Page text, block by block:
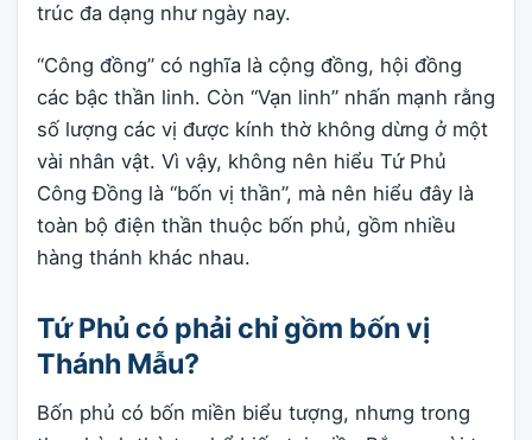
trúc đa dạng như ngày nay.
“Công đồng” có nghĩa là cộng đồng, hội đồng
các bậc thần linh. Còn “Vạn linh” nhấn mạnh rằng
số lượng các vị được kính thờ không dừng ở một
vài nhân vật. Vì vậy, không nên hiểu Tứ Phủ
Công Đồng là “bốn vị thần”, mà nên hiểu đây là
toàn bộ điện thần thuộc bốn phủ, gồm nhiều
hàng thánh khác nhau.
Tứ Phủ có phải chỉ gồm bốn vị
Thánh Mẫu?
Bốn phủ có bốn miền biểu tượng, nhưng trong